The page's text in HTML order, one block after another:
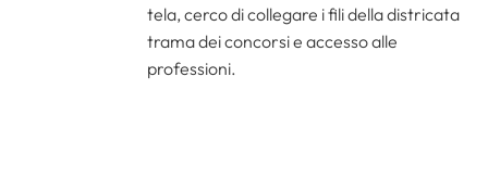
tela, cerco di collegare i fili della districata
trama dei concorsi e accesso alle
professioni.